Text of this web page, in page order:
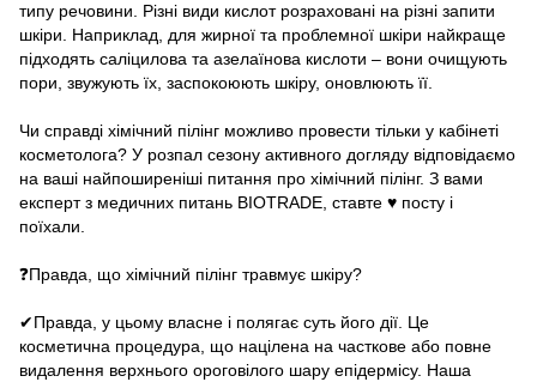
типу речовини. Різні види кислот розраховані на різні запити
шкіри. Наприклад, для жирної та проблемної шкіри найкраще
підходять саліцилова та азелаїнова кислоти – вони очищують
пори, звужують їх, заспокоюють шкіру, оновлюють її.
Чи справді хімічний пілінг можливо провести тільки у кабінеті
косметолога? У розпал сезону активного догляду відповідаємо
на ваші найпоширеніші питання про хімічний пілінг. З вами
експерт з медичних питань BIOTRADE, ставте ♥ посту і
поїхали.
❓Правда, що хімічний пілінг травмує шкіру?
✔Правда, у цьому власне і полягає суть його дії. Це
косметична процедура, що націлена на часткове або повне
видалення верхнього ороговілого шару епідермісу. Наша